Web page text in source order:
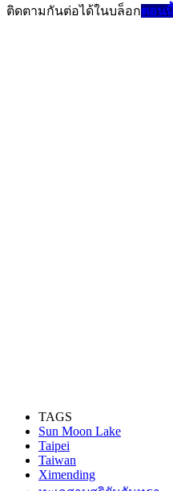
ติดตามกันต่อได้ในบล็อกตอน
TAGS
Sun Moon Lake
Taipei
Taiwan
Ximending